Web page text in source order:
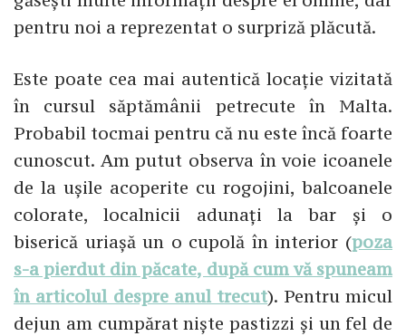
pentru noi a reprezentat o surpriză plăcută.
Este poate cea mai autentică locație vizitată
în cursul săptămânii petrecute în Malta.
Probabil tocmai pentru că nu este încă foarte
cunoscut. Am putut observa în voie icoanele
de la ușile acoperite cu rogojini, balcoanele
colorate, localnicii adunați la bar și o
biserică uriașă un o cupolă în interior (poza
s-a pierdut din păcate, după cum vă spuneam
în articolul despre anul trecut). Pentru micul
dejun am cumpărat niște pastizzi și un fel de